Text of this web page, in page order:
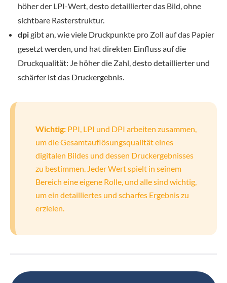
höher der LPI-Wert, desto detaillierter das Bild, ohne
sichtbare Rasterstruktur.
dpigibt an, wie viele Druckpunkte pro Zoll auf das Papier
gesetzt werden, und hat direkten Einfluss auf die
Druckqualität: Je höher die Zahl, desto detaillierter und
schärfer ist das Druckergebnis.
Wichtig: PPI, LPI und DPI arbeiten zusammen,
um die Gesamtauflösungsqualität eines
digitalen Bildes und dessen Druckergebnisses
zu bestimmen. Jeder Wert spielt in seinem
Bereich eine eigene Rolle, und alle sind wichtig,
um ein detailliertes und scharfes Ergebnis zu
erzielen.